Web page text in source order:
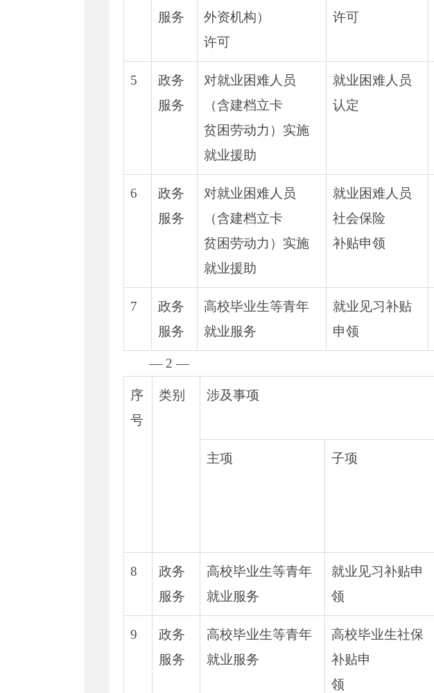
服务
外资机构）
许可
许可
5
政务
服务
对就业困难人员
（含建档立卡
贫困劳动力）实施
就业援助
就业困难人员
认定
6
政务
服务
对就业困难人员
（含建档立卡
贫困劳动力）实施
就业援助
就业困难人员
社会保险
补贴申领
7
政务
服务
高校毕业生等青年
就业服务
就业见习补贴
申领
— 2 —
序
号
类别 涉及事项
主项 子项
8
政务
服务
高校毕业生等青年
就业服务
就业见习补贴申
领
9
政务
服务
高校毕业生等青年
就业服务
高校毕业生社保
补贴申
领